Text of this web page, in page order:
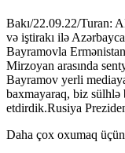
Bakı/22.09.22/Turan:
və iştirakı ilə
Bayramovla
Mirzoyan arasında
Bayramov yerli
baxmayaraq, biz
etdirdik.Rusiya
Daha çox oxumaq